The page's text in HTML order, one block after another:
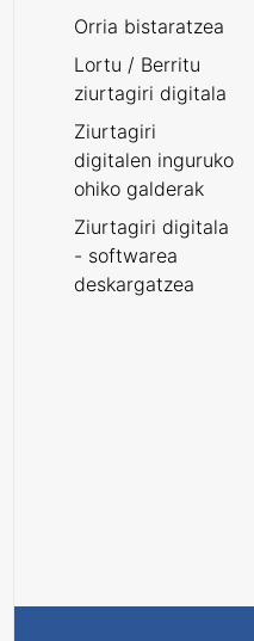
Orria bistaratzea
Lortu / Berritu
ziurtagiri digitala
Ziurtagiri
digitalen inguruko
ohiko galderak
Ziurtagiri digitala
- softwarea
deskargatzea